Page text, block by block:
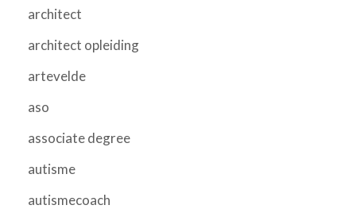
architect
architect opleiding
artevelde
aso
associate degree
autisme
autismecoach